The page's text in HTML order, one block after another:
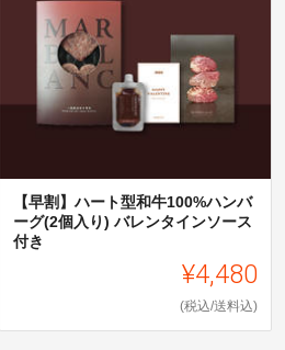
【早割】ハート型和牛100%ハンバ
ーグ(2個入り) バレンタインソース
付き
¥4,480
(税込/送料込)